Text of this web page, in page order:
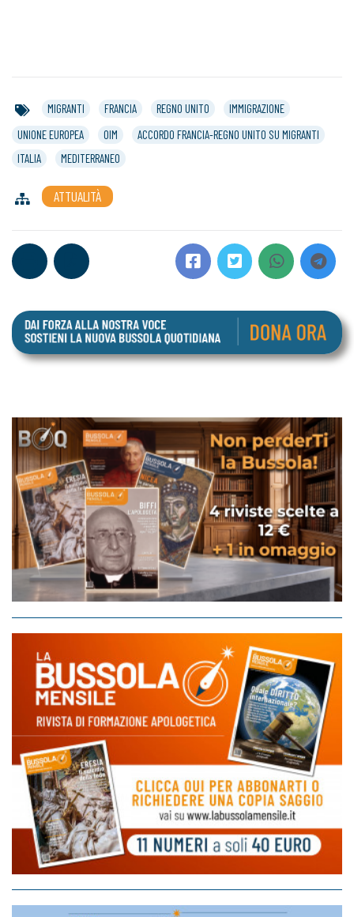
MIGRANTI FRANCIA REGNO UNITO
IMMIGRAZIONE
UNIONE EUROPEA
OIM
ACCORDO FRANCIA-REGNO UNITO SU MIGRANTI
ITALIA
MEDITERRANEO
ATTUALITÀ